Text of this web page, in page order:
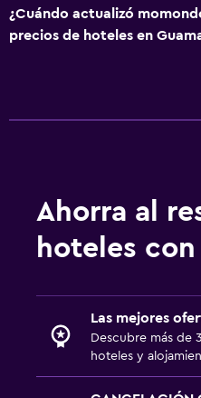
¿Cuándo actualizó
precios de hoteles en
Ahorra al
hoteles
Las mejores
Descubre más de
hoteles y